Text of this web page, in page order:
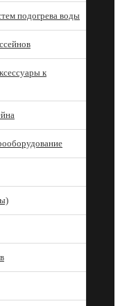
подогрева воды
к